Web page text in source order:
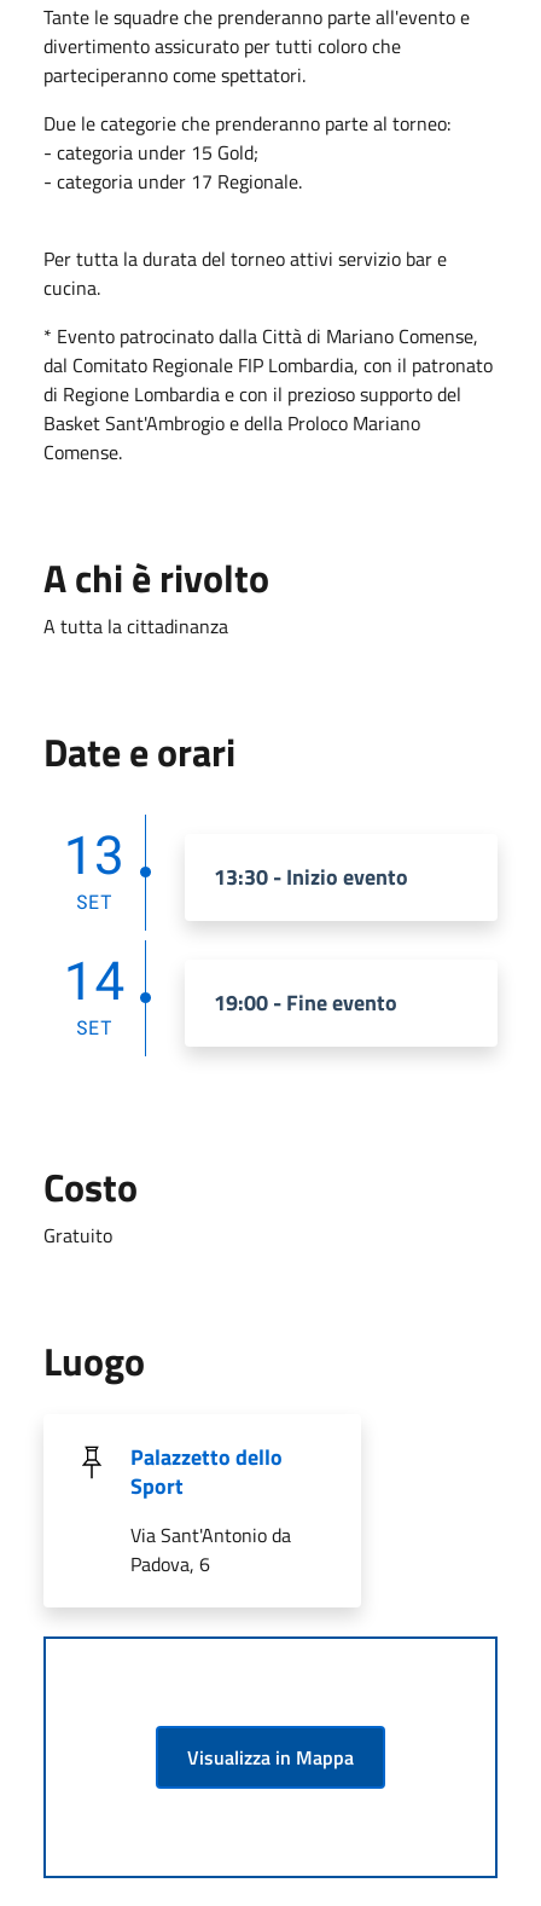
Tante le squadre che prenderanno parte all'evento e
divertimento assicurato per tutti coloro che
parteciperanno come spettatori.
Due le categorie che prenderanno parte al torneo:
- categoria under 15 Gold;
- categoria under 17 Regionale.
Per tutta la durata del torneo attivi servizio bar e
cucina.
* Evento patrocinato dalla Città di Mariano Comense,
dal Comitato Regionale FIP Lombardia, con il patronato
di Regione Lombardia e con il prezioso supporto del
Basket Sant'Ambrogio e della Proloco Mariano
Comense.
A chi è rivolto
A tutta la cittadinanza
Date e orari
13
SET
13:30 - Inizio evento
14
SET
19:00 - Fine evento
Costo
Gratuito
Luogo
Palazzetto dello
Sport
Via Sant'Antonio da
Padova, 6
Visualizza in Mappa